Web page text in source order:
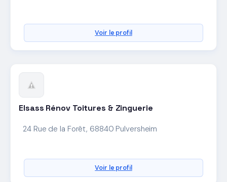
Voir le profil
Elsass Rénov Toitures & Zinguerie
24 Rue de la Forêt, 68840 Pulversheim
Voir le profil